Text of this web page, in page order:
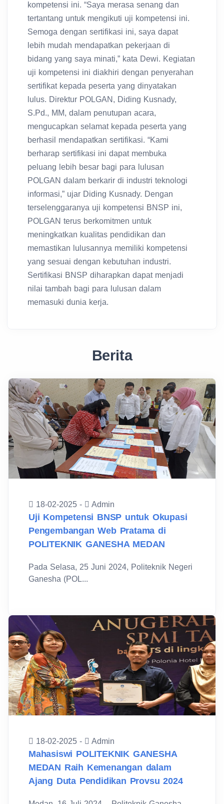
kompetensi ini. “Saya merasa senang dan
tertantang untuk mengikuti uji kompetensi ini.
Semoga dengan sertifikasi ini, saya dapat
lebih mudah mendapatkan pekerjaan di
bidang yang saya minati,” kata Dewi. Kegiatan
uji kompetensi ini diakhiri dengan penyerahan
sertifikat kepada peserta yang dinyatakan
lulus. Direktur POLGAN, Diding Kusnady,
S.Pd., MM, dalam penutupan acara,
mengucapkan selamat kepada peserta yang
berhasil mendapatkan sertifikasi. “Kami
berharap sertifikasi ini dapat membuka
peluang lebih besar bagi para lulusan
POLGAN dalam berkarir di industri teknologi
informasi,” ujar Diding Kusnady. Dengan
terselenggaranya uji kompetensi BNSP ini,
POLGAN terus berkomitmen untuk
meningkatkan kualitas pendidikan dan
memastikan lulusannya memiliki kompetensi
yang sesuai dengan kebutuhan industri.
Sertifikasi BNSP diharapkan dapat menjadi
nilai tambah bagi para lulusan dalam
memasuki dunia kerja.
Berita
18-02-2025 - Admin
Uji Kompetensi BNSP untuk Okupasi
Pengembangan Web Pratama di
POLITEKNIK GANESHA MEDAN
Pada Selasa, 25 Juni 2024, Politeknik Negeri
Ganesha (POL...
18-02-2025 - Admin
Mahasiswi POLITEKNIK GANESHA
MEDAN Raih Kemenangan dalam
Ajang Duta Pendidikan Provsu 2024